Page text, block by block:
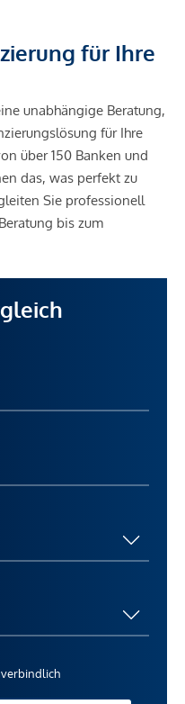
für Ihre
unabhängige Beratung,
für Ihre
über 150 Banken und
das, was perfekt zu
Sie professionell
bis zum